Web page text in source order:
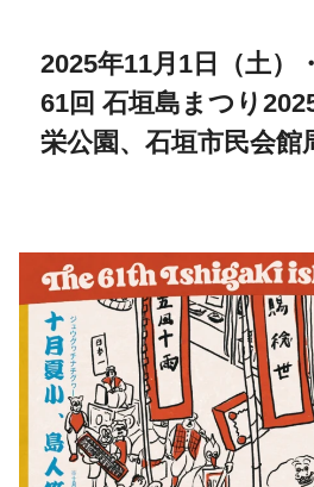
2025年11月1日（土）
61回 石垣島まつり
栄公園、石垣市民会館